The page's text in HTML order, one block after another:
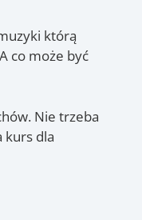
którą
co może być
Nie trzeba
kurs dla